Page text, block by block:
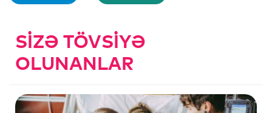
SIZƏ TÖVSIYƏ
OLUNANLAR